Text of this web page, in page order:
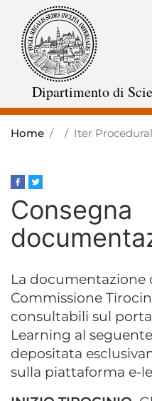
Dipartimento di
Home Iter
Consegna
La documentazione
Commissione
consultabili sul
Learning al seguente
depositata
sulla piattaforma e-